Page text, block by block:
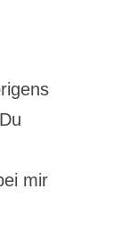
mir